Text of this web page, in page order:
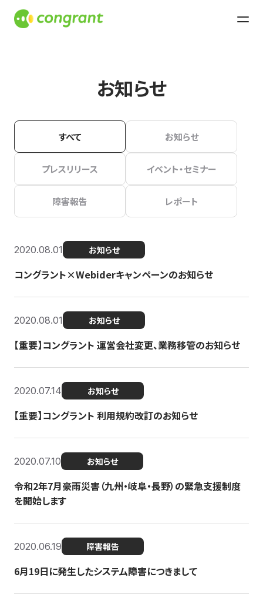
お知らせ
すべて お知らせ
プレスリリース イベント・セミナー
障害報告 レポート
2020.08.01 お知らせ
コングラント×Webiderキャンペーンのお知らせ
2020.08.01 お知らせ
【重要】コングラント 運営会社変更、業務移管のお知らせ
2020.07.14 お知らせ
【重要】コングラント 利用規約改訂のお知らせ
2020.07.10 お知らせ
令和2年7月豪雨災害（九州・岐阜・長野）の緊急支援制度
を開始します
2020.06.19 障害報告
6月19日に発生したシステム障害につきまして